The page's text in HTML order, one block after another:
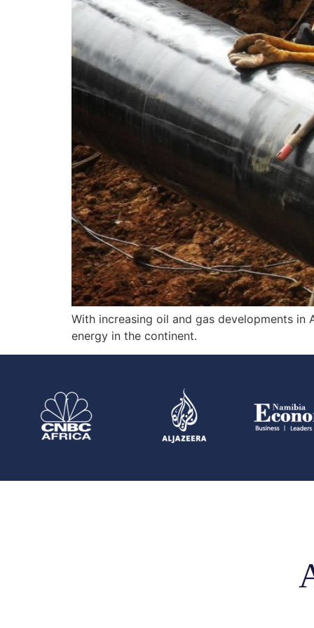
With increasing oil and gas developments
energy in the continent.